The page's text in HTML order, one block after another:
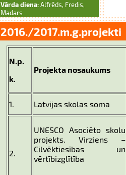
Vārda diena: Alfrēds, Fredis,
Madars
2016./2017.m.g.projekti
N.p.
k.
Projekta nosaukums
1. Latvijas skolas soma
2.
UNESCO Asociēto skolu
projekts. Virziens –
Cilvēktiesības un
vērtībizglītība